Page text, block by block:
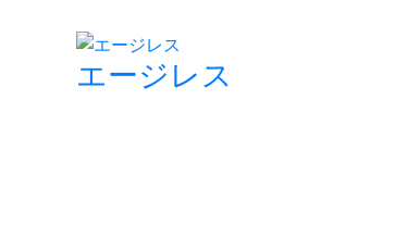
エージレス